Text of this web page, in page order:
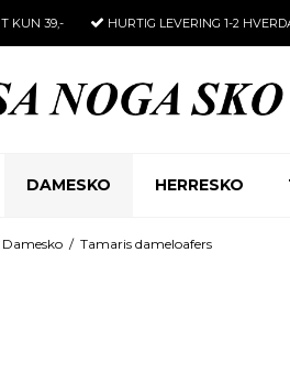
KUN 39,- HURTIG LEVERING 1-2
DAMESKO HERRESKO
Damesko / Tamaris dameloafers